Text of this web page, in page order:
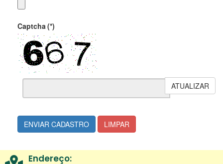
Captcha (*)
ATUALIZAR
ENVIAR CADASTRO LIMPAR
Endereço: